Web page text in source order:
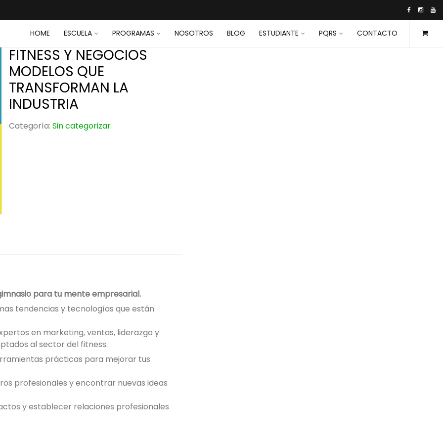
HOME ESCUELA PROGRAMAS NOSOTROS BLOG ESTUDIANTE PQRS CONTACTO
FITNESS Y NEGOCIOS
MODELOS QUE
TRANSFORMAN LA
INDUSTRIA
Categoría: Sin categorizar
para tu mente empresarial.
tendencias y tecnologías que están
en marketing, ventas, liderazgo y
al sector del fitness.
prácticas para mejorar tus
profesionales y encontrar nuevas ideas
y establecer relaciones profesionales